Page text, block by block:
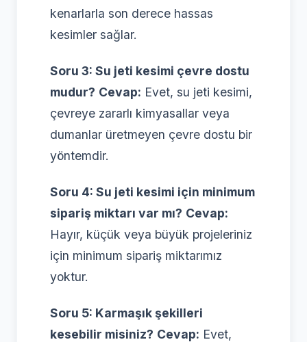
kenarlarla son derece hassas
kesimler sağlar.
Soru 3: Su jeti kesimi çevre dostu
mudur? Cevap: Evet, su jeti kesimi,
çevreye zararlı kimyasallar veya
dumanlar üretmeyen çevre dostu bir
yöntemdir.
Soru 4: Su jeti kesimi için minimum
sipariş miktarı var mı? Cevap:
Hayır, küçük veya büyük projeleriniz
için minimum sipariş miktarımız
yoktur.
Soru 5: Karmaşık şekilleri
kesebilir misiniz? Cevap: Evet,